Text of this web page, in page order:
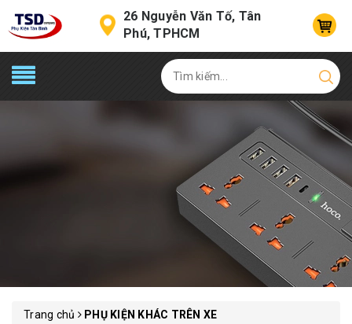
26 Nguyễn Văn Tố, Tân
Phú, TPHCM
Trang chủ PHỤ KIỆN KHÁC TRÊN XE